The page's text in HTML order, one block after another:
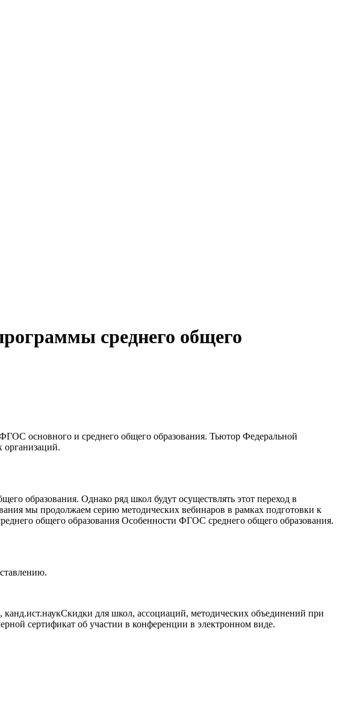
среднего общего
основного и среднего общего образования. Тьютор Федеральной
организаций.
образования. Однако ряд школ будут осуществлять этот переход в
мы продолжаем серию методических вебинаров в рамках подготовки к
общего образования Особенности ФГОС среднего общего образования.
для школ, ассоциаций, методических объединений при
сертификат об участии в конференции в электронном виде.